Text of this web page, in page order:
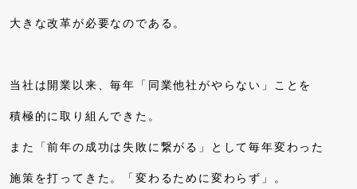
大きな改革が必要なのである。
当社は開業以来、毎年「同業他社がやらない」ことを
積極的に取り組んできた。
また「前年の成功は失敗に繋がる」として毎年変わった
施策を打ってきた。「変わるために変わらず」。